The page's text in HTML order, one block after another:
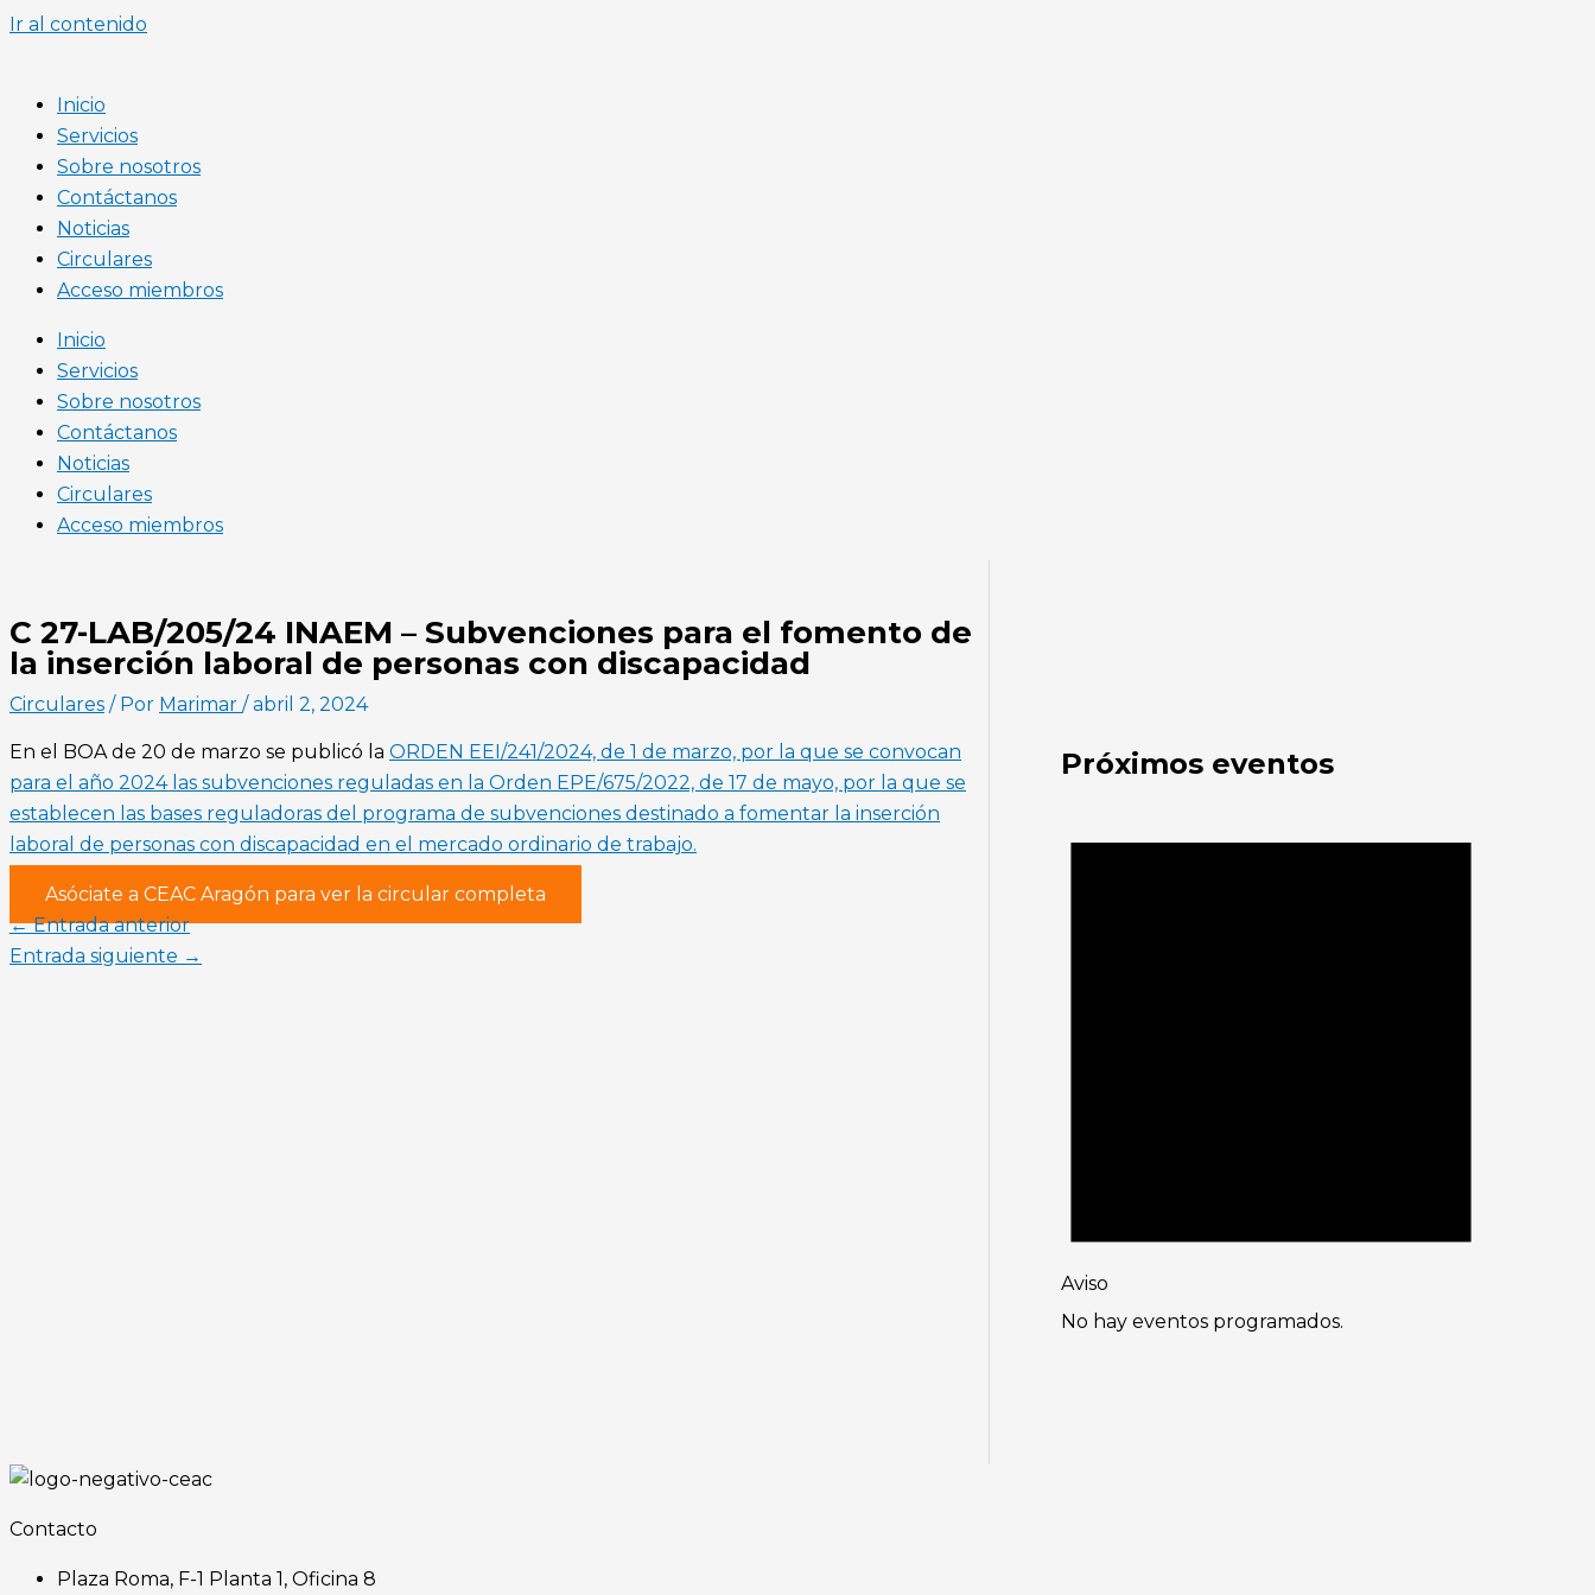
Ir al contenido
Inicio
Servicios
Sobre nosotros
Contáctanos
Noticias
Circulares
Acceso miembros
Inicio
Servicios
Sobre nosotros
Contáctanos
Noticias
Circulares
Acceso miembros
C 27-LAB/205/24 INAEM – Subvenciones para el fomento de
la inserción laboral de personas con discapacidad
Circulares / Por Marimar /abril 2, 2024
En el BOA de 20 de marzo se publicó la ORDEN EEI/241/2024, de 1 de marzo, por la que se convocan
para el año 2024 las subvenciones reguladas en la Orden EPE/675/2022, de 17 de mayo, por la que se
establecen las bases reguladoras del programa de subvenciones destinado a fomentar la inserción
laboral de personas con discapacidad en el mercado ordinario de trabajo.
Asóciate a CEAC Aragón para ver la circular completa
←Entrada anterior
Entrada siguiente →
Próximos eventos
Aviso
No hay eventos programados.
Contacto
Plaza Roma, F-1 Planta 1, Oficina 8